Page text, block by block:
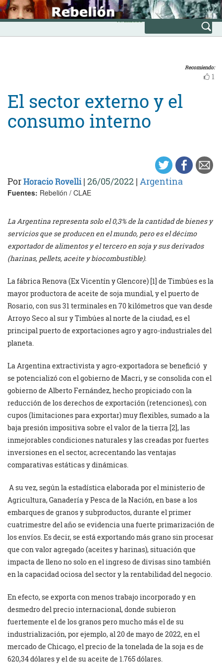
Skip
to
content
INICIO
Avanzada
Recomiendo:
1
El sector externo y el
consumo interno
PorHoracio Rovelli| 26/05/2022 | Argentina
Fuentes: Rebelión / CLAE
La Argentina representa solo el 0,3% de la cantidad de bienes y
servicios que se producen en el mundo, pero es el décimo
exportador de alimentos y el tercero en soja y sus derivados
(harinas, pellets, aceite y biocombustible).
La fábrica Renova (Ex Vicentín y Glencore) [1] de Timbúes es la
mayor productora de aceite de soja mundial, y el puerto de
Rosario, con sus 31 terminales en 70 kilómetros que van desde
Arroyo Seco al sur y Timbúes al norte de la ciudad, es el
principal puerto de exportaciones agro y agro-industriales del
planeta.
La Argentina extractivista y agro-exportadora se benefició y
se potencializó con el gobierno de Macri, y se consolida con el
gobierno de Alberto Fernández, hecho propiciado con la
reducción de los derechos de exportación (retenciones), con
cupos (limitaciones para exportar) muy flexibles, sumado a la
baja presión impositiva sobre el valor de la tierra [2], las
inmejorables condiciones naturales y las creadas por fuertes
inversiones en el sector, acrecentando las ventajas
comparativas estáticas y dinámicas.
A su vez, según la estadística elaborada por el ministerio de
Agricultura, Ganadería y Pesca de la Nación, en base a los
embarques de granos y subproductos, durante el primer
cuatrimestre del año se evidencia una fuerte primarización de
los envíos. Es decir, se está exportando más grano sin procesar
que con valor agregado (aceites y harinas), situación que
impacta de lleno no solo en el ingreso de divisas sino también
en la capacidad ociosa del sector y la rentabilidad del negocio.
En efecto, se exporta con menos trabajo incorporado y en
desmedro del precio internacional, donde subieron
fuertemente el de los granos pero mucho más el de su
industrialización, por ejemplo, al 20 de mayo de 2022, en el
mercado de Chicago, el precio de la tonelada de la soja es de
620,34 dólares y el de su aceite de 1.765 dólares.